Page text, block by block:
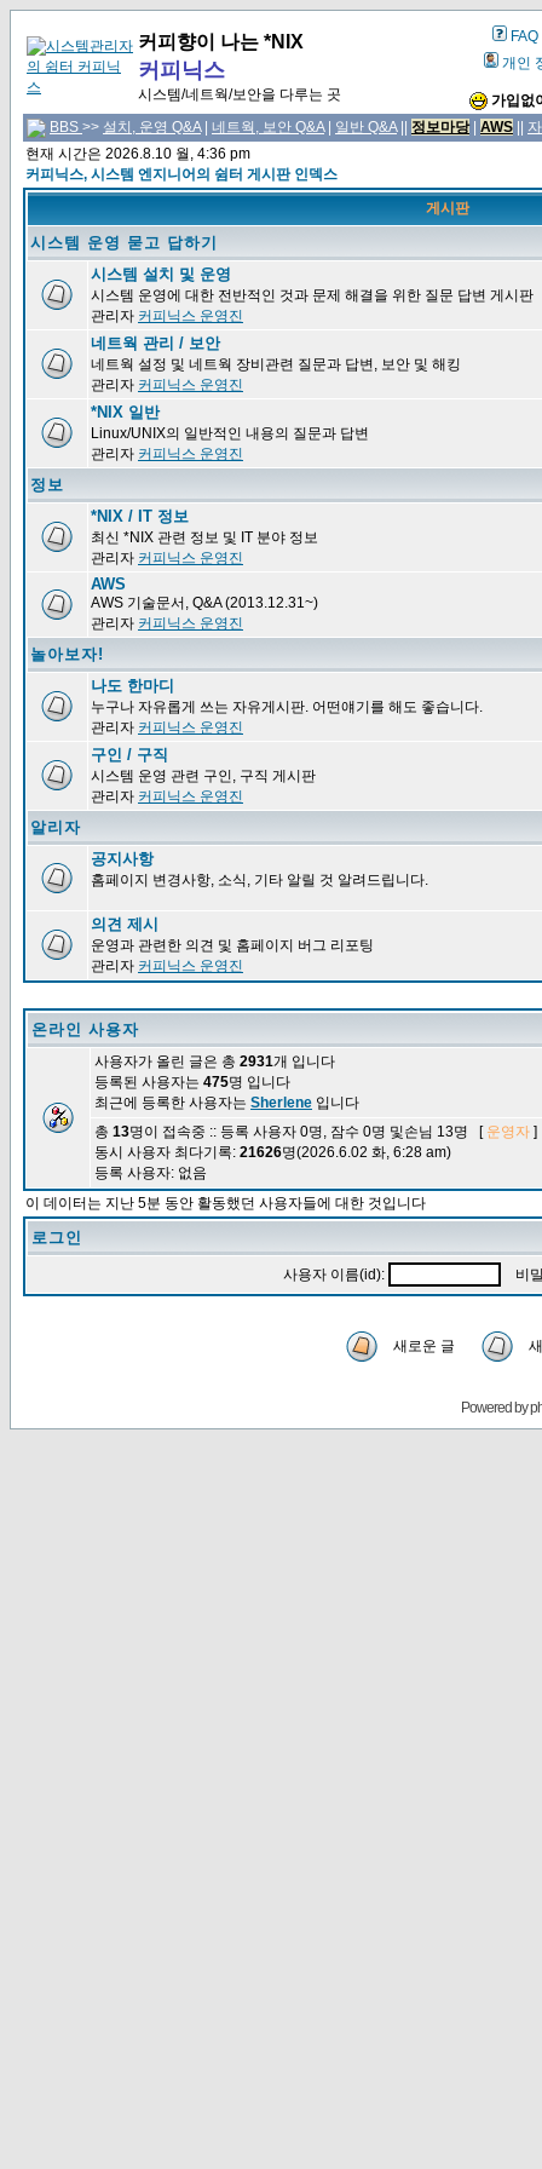
커피향이 나는 *NIX
커피닉스
시스템/네트웍/보안을 다루는 곳
FAQ
개인
가입없
BBS >> 설치, 운영 Q&A| 네트웍, 보안 Q&A| 일반 Q&A|| 정보마당| AWS
현재 시간은 2026.8.10 월, 4:36 pm
커피닉스, 시스템 엔지니어의 쉼터 게시판 인덱스
게시판
시스템 운영 묻고 답하기
시스템 설치 및 운영
시스템 운영에 대한 전반적인 것과 문제 해결을 위한 질문 답변 게시판
관리자 커피닉스 운영진
네트웍 관리 / 보안
네트웍 설정 및 네트웍 장비관련 질문과 답변, 보안 및 해킹
관리자 커피닉스 운영진
*NIX 일반
Linux/UNIX의 일반적인 내용의 질문과 답변
관리자 커피닉스 운영진
정보
*NIX / IT 정보
최신 *NIX 관련 정보 및 IT 분야 정보
관리자 커피닉스 운영진
AWS
AWS 기술문서, Q&A (2013.12.31~)
관리자 커피닉스 운영진
놀아보자!
나도 한마디
누구나 자유롭게 쓰는 자유게시판. 어떤얘기를 해도 좋습니다.
관리자 커피닉스 운영진
구인 / 구직
시스템 운영 관련 구인, 구직 게시판
관리자 커피닉스 운영진
알리자
공지사항
홈페이지 변경사항, 소식, 기타 알릴 것 알려드립니다.
의견 제시
운영과 관련한 의견 및 홈페이지 버그 리포팅
관리자 커피닉스 운영진
온라인 사용자
사용자가 올린 글은 총 2931개 입니다
등록된 사용자는 475명 입니다
최근에 등록한 사용자는 Sherlene 입니다
총 13명이 접속중 :: 등록 사용자 0명, 잠수 0명 및손님 13명 [ 운영자
동시 사용자 최다기록: 21626명(2026.6.02 화, 6:28 am)
등록 사용자: 없음
이 데이터는 지난 5분 동안 활동했던 사용자들에 대한 것입니다
로그인
사용자 이름(id): 비
새로운 글
Powered by